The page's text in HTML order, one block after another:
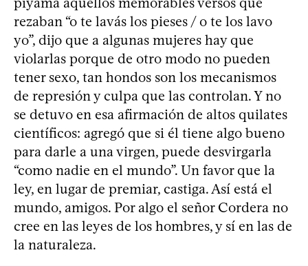
rezaban “o te lavás los pieses / o te los lavo
yo”, dijo que a algunas mujeres hay que
violarlas porque de otro modo no pueden
tener sexo, tan hondos son los mecanismos
de represión y culpa que las controlan. Y no
se detuvo en esa afirmación de altos quilates
científicos: agregó que si él tiene algo bueno
para darle a una virgen, puede desvirgarla
“como nadie en el mundo”. Un favor que la
ley, en lugar de premiar, castiga. Así está el
mundo, amigos. Por algo el señor Cordera no
cree en las leyes de los hombres, y sí en las de
la naturaleza.